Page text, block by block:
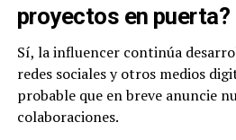
proyectos en puerta?
Sí, la influencer continúa
redes sociales y otros medios
probable que en breve anuncie
colaboraciones.